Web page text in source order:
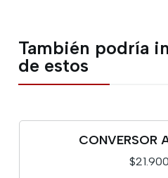
También podría
de estos
CONVERSOR